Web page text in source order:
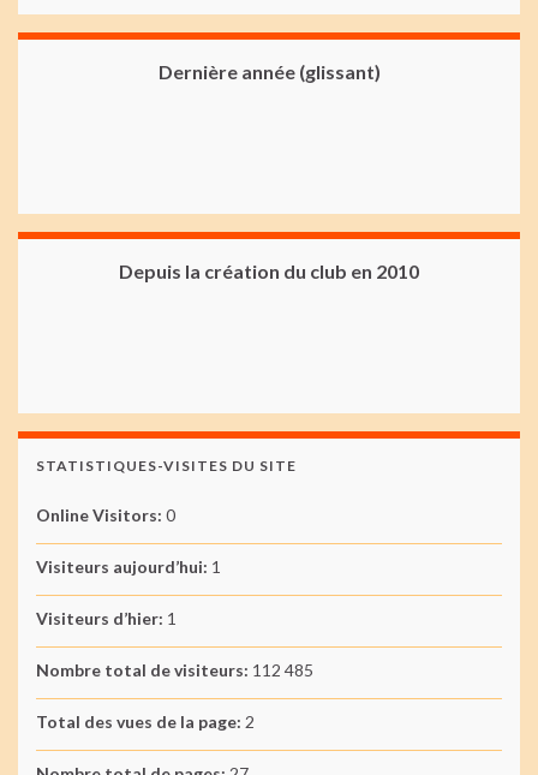
Dernière année (glissant)
Depuis la création du club en 2010
STATISTIQUES-VISITES DU SITE
Online Visitors: 0
Visiteurs aujourd’hui: 1
Visiteurs d’hier: 1
Nombre total de visiteurs: 112 485
Total des vues de la page: 2